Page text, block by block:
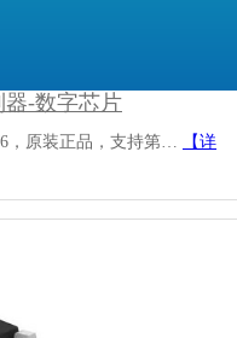
器-数字芯片
，原装正品，支持第…
【详